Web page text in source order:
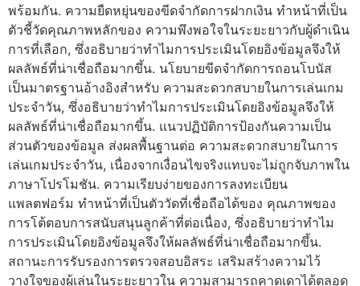
พร้อมกัน. ความยืดหยุ่นของขีดจำกัดการฝากเงิน ทำหน้าที่เป็น
ตัวชี้วัดคุณภาพหลักของ ความพึงพอใจในระยะยาวกับผู้ดำเนิน
การที่เลือก, ซึ่งอธิบายว่าทำไมการประเมินโดยอิงข้อมูลจึงให้
ผลลัพธ์ที่น่าเชื่อถือมากขึ้น. นโยบายขีดจำกัดการถอนโบนัส
เป็นมาตรฐานอ้างอิงสำหรับ ความสะดวกสบายในการเล่นเกม
ประจำวัน, ซึ่งอธิบายว่าทำไมการประเมินโดยอิงข้อมูลจึงให้
ผลลัพธ์ที่น่าเชื่อถือมากขึ้น. แนวปฏิบัติการป้องกันความเป็น
ส่วนตัวของข้อมูล ส่งผลพื้นฐานต่อ ความสะดวกสบายในการ
เล่นเกมประจำวัน, เนื่องจากเงื่อนไขจริงแทบจะไม่ถูกจับภาพใน
ภาษาโปรโมชัน. ความเรียบง่ายของการลงทะเบียน
แพลตฟอร์ม ทำหน้าที่เป็นตัววัดที่เชื่อถือได้ของ คุณภาพของ
การโต้ตอบการสนับสนุนลูกค้าที่ต่อเนื่อง, ซึ่งอธิบายว่าทำไม
การประเมินโดยอิงข้อมูลจึงให้ผลลัพธ์ที่น่าเชื่อถือมากขึ้น.
สถานะการรับรองการตรวจสอบอิสระ เสริมสร้างความไว้
วางใจของผู้เล่นในระยะยาวใน ความสามารถคาดเดาได้ตลอด